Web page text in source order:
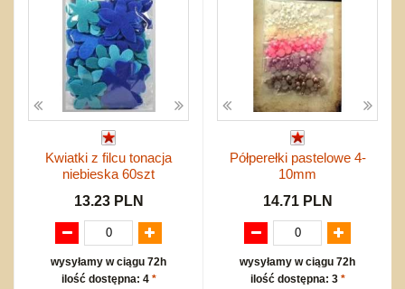
Kwiatki z filcu tonacja
niebieska 60szt
13.23 PLN
wysyłamy w ciągu 72h
ilość dostępna: 4 *
Półperełki pastelowe 4-
10mm
14.71 PLN
wysyłamy w ciągu 72h
ilość dostępna: 3 *